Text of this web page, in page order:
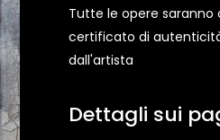
Tutte le opere
certificato di
dall'artista
Dettagli sui